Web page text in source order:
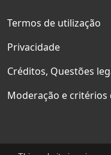
Termos de utilização
Privacidade
Créditos, Questões
Moderação e critérios